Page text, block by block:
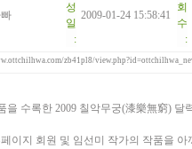
성
일
:
2009-01-24 15:58:41
회
수
:
zb41pl8/
을 수록한 2009 칠악무궁(漆樂無窮)
이지 회원 및 임선미 작가의 작품을